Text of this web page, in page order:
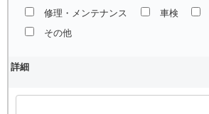
修理・メンテナンス
車検
その他
詳細